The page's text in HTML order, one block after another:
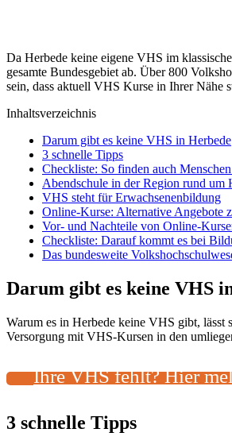
Da Herbede keine eigene VHS im
gesamte Bundesgebiet ab. Über 800
sein, dass aktuell VHS Kurse in Ihrer Nähe
Inhaltsverzeichnis
Darum gibt es keine VHS in Herbede
3 schnelle Tipps
Checkliste: So finden auch
Abendschule in der Region rund um
VHS steht für Erwachsenenbildung
Online-Kurse: Alternative Angebote
Vor- und Nachteile von Online-
Checkliste: Darauf kommt es bei
Das bundesweite
Darum gibt es keine VHS
Warum es in Herbede keine VHS gibt, lässt
Versorgung mit VHS-Kursen in den
Ihre VHS fehlt? Hier
3 schnelle Tipps